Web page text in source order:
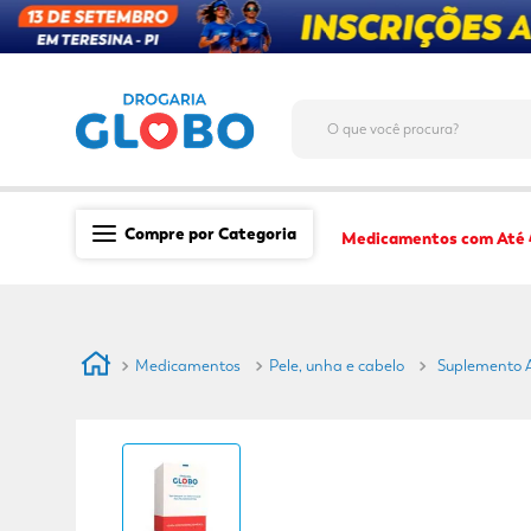
Compre por Categoria
Dermocosméticos
Higiene & Beleza
Conveniência
Medicamentos com Até
Medicamentos Pele, unha e cabelo Suplemento